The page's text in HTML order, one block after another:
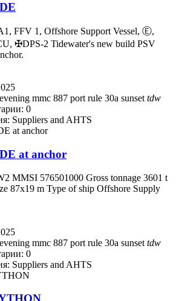
FFV 1, Offshore Support Vessel, Ⓔ,
✠DPS-2 Tidewater's new build PSV
evening mmc 887 port rule 30a sunset tdw
0
Suppliers and AHTS
at anchor
MMSI 576501000 Gross tonnage 3601 t
87x19 m Type of ship Offshore Supply
evening mmc 887 port rule 30a sunset tdw
0
Suppliers and AHTS